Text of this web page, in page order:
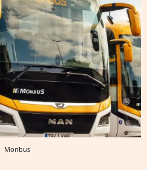
Monbus